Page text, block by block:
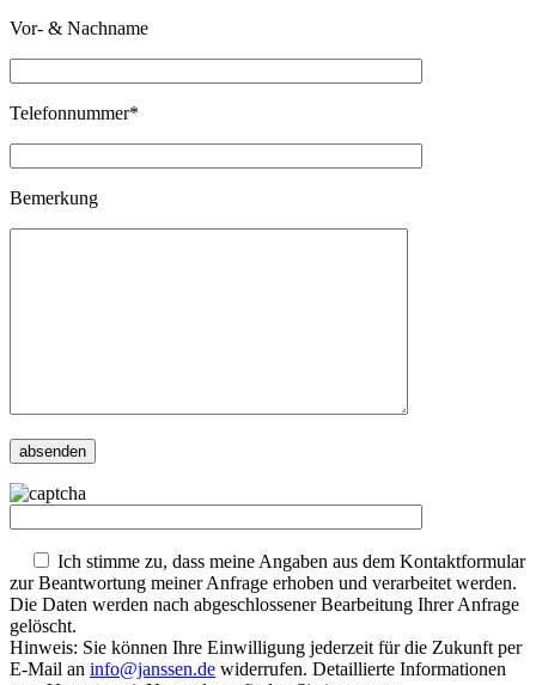
Vor- & Nachname
Telefonnummer*
Bemerkung
Ich stimme zu, dass meine Angaben aus dem Kontaktformular
zur Beantwortung meiner Anfrage erhoben und verarbeitet werden.
Die Daten werden nach abgeschlossener Bearbeitung Ihrer Anfrage
gelöscht.
Hinweis: Sie können Ihre Einwilligung jederzeit für die Zukunft per
E-Mail an info@janssen.de widerrufen. Detaillierte Informationen